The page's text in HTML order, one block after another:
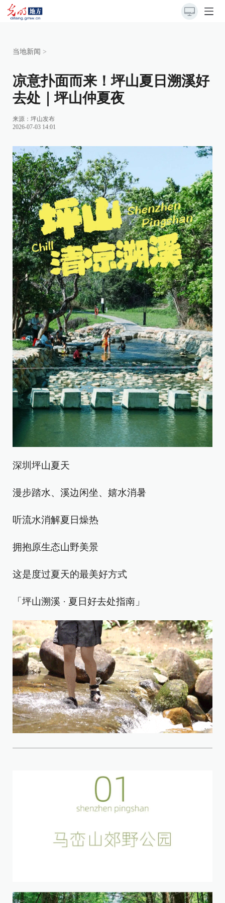
当地新闻 >
凉意扑面而来！坪山夏日溯溪好
去处｜坪山仲夏夜
来源： 坪山发布
2026-07-03 14:01
深圳坪山夏天
漫步踏水、溪边闲坐、嬉水消暑
听流水消解夏日燥热
拥抱原生态山野美景
这是度过夏天的最美好方式
「坪山溯溪 · 夏日好去处指南」